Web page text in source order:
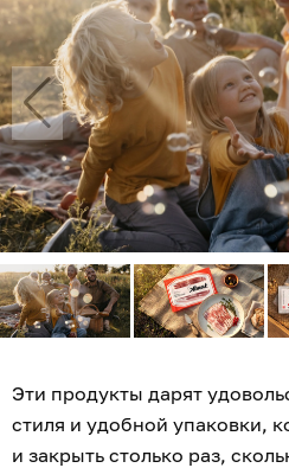
Эти продукты дарят
стиля и удобной упаковки,
и закрыть столько раз,